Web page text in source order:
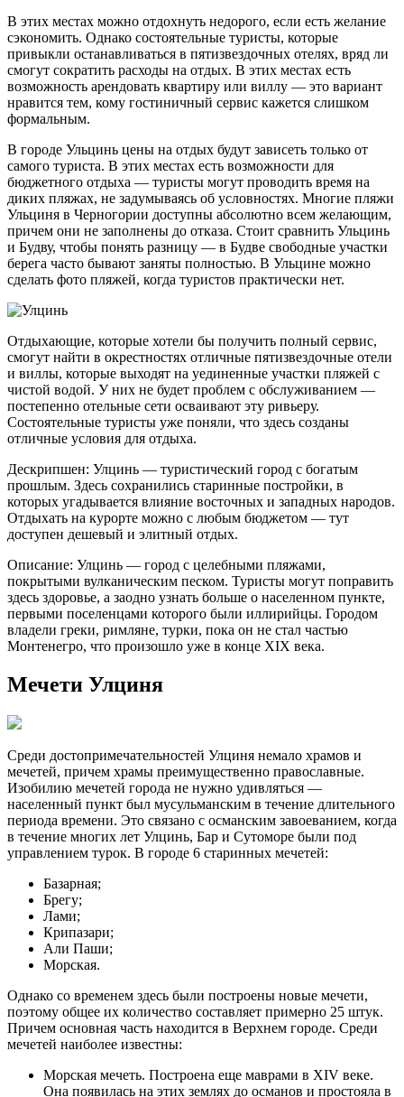
В этих местах можно отдохнуть недорого, если есть желание
сэкономить. Однако состоятельные туристы, которые
привыкли останавливаться в пятизвездочных отелях, вряд ли
смогут сократить расходы на отдых. В этих местах есть
возможность арендовать квартиру или виллу — это вариант
нравится тем, кому гостиничный сервис кажется слишком
формальным.
В городе Ульцинь цены на отдых будут зависеть только от
самого туриста. В этих местах есть возможности для
бюджетного отдыха — туристы могут проводить время на
диких пляжах, не задумываясь об условностях. Многие пляжи
Ульциня в Черногории доступны абсолютно всем желающим,
причем они не заполнены до отказа. Стоит сравнить Ульцинь
и Будву, чтобы понять разницу — в Будве свободные участки
берега часто бывают заняты полностью. В Ульцине можно
сделать фото пляжей, когда туристов практически нет.
Отдыхающие, которые хотели бы получить полный сервис,
смогут найти в окрестностях отличные пятизвездочные отели
и виллы, которые выходят на уединенные участки пляжей с
чистой водой. У них не будет проблем с обслуживанием —
постепенно отельные сети осваивают эту ривьеру.
Состоятельные туристы уже поняли, что здесь созданы
отличные условия для отдыха.
Дескрипшен: Улцинь — туристический город с богатым
прошлым. Здесь сохранились старинные постройки, в
которых угадывается влияние восточных и западных народов.
Отдыхать на курорте можно с любым бюджетом — тут
доступен дешевый и элитный отдых.
Описание: Улцинь — город с целебными пляжами,
покрытыми вулканическим песком. Туристы могут поправить
здесь здоровье, а заодно узнать больше о населенном пункте,
первыми поселенцами которого были иллирийцы. Городом
владели греки, римляне, турки, пока он не стал частью
Монтенегро, что произошло уже в конце XIX века.
Мечети Улциня
Среди достопримечательностей Улциня немало храмов и
мечетей, причем храмы преимущественно православные.
Изобилию мечетей города не нужно удивляться —
населенный пункт был мусульманским в течение длительного
периода времени. Это связано с османским завоеванием, когда
в течение многих лет Улцинь, Бар и Сутоморе были под
управлением турок. В городе 6 старинных мечетей:
Базарная;
Брегу;
Лами;
Крипазари;
Али Паши;
Морская.
Однако со временем здесь были построены новые мечети,
поэтому общее их количество составляет примерно 25 штук.
Причем основная часть находится в Верхнем городе. Среди
мечетей наиболее известны:
Морская мечеть. Построена еще маврами в XIV веке.
Она появилась на этих землях до османов и простояла в